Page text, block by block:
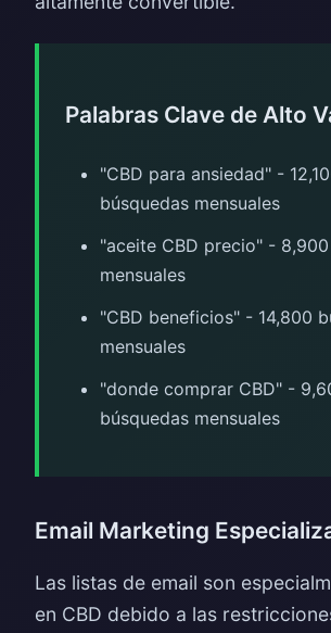
Palabras Clave de Alto
"CBD para ansiedad" -
búsquedas mensuales
"aceite CBD precio" -
mensuales
"CBD beneficios" - 14,800
mensuales
"donde comprar CBD" -
búsquedas mensuales
Email Marketing
Las listas de email son
en CBD debido a las